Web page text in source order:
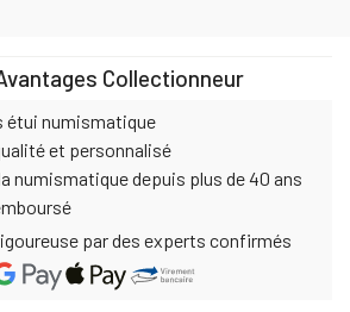
Collectionneur
étui numismatique
et personnalisé
numismatique depuis plus de 40 ans
par des experts confirmés